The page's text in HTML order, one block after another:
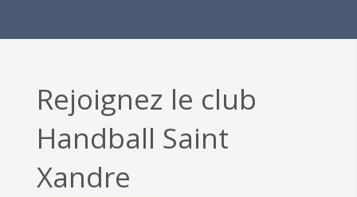
Rejoignez le club
Handball Saint
Xandre